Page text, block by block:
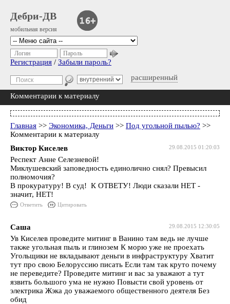
Дебри-ДВ
мобильная версия
расширенный
Логин Пароль
Регистрация / Забыли пароль?
Комментарии к материалу
Главная >> Экономика, Деньги >> Под угольной пылью? >>
Комментарии к материалу
29.08.2015 01:20:03
Виктор Киселев
Респект Анне Селезневой!
Миклушевский заповедность единолично снял? Превысил
полномочия?
В прокуратуру! В суд! К ОТВЕТУ! Люди сказали НЕТ -
значит, НЕТ!
Ответить Цитировать
29.08.2015 12:30:05
Саша
Ув Киселев проведите митинг в Ванино там ведь не лучше
также угольная пыль и глинозем К морю уже не проехать
Угольщики не вкладывают деньги в инфраструктуру Хватит
тут про свою Белоруссию писать Если там так круто почему
не переведите? Проведите митинг и вас за уважают а тут
язвить большого ума не нужно Повысти свой уровень от
электрика Жэка до уважаемого общественного деятеля Без
обид